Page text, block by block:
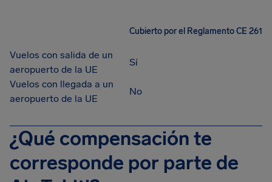
Cubierto por el Reglamento CE 261
Vuelos con salida de un
aeropuerto de la UE
Sí
Vuelos con llegada a un
aeropuerto de la UE
No
¿Qué compensación te
corresponde por parte de